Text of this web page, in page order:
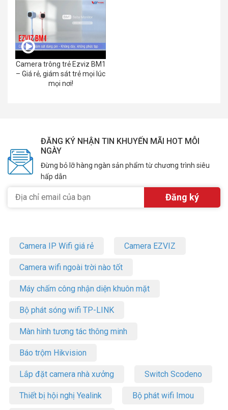
Camera trông trẻ Ezviz BM1
– Giá rẻ, giám sát trẻ mọi lúc
mọi nơi!
ĐĂNG KÝ NHẬN TIN KHUYẾN MÃI HOT MỖI
NGÀY
Đừng bỏ lỡ hàng ngàn sản phẩm từ chương trình siêu
hấp dẫn
Camera IP Wifi giá rẻ Camera EZVIZ
Camera wifi ngoài trời nào tốt
Máy chấm công nhận diện khuôn mặt
Bộ phát sóng wifi TP-LINK
Màn hình tương tác thông minh
Báo trộm Hikvision
Lắp đặt camera nhà xưởng Switch Scodeno
Thiết bị hội nghị Yealink Bộ phát wifi Imou